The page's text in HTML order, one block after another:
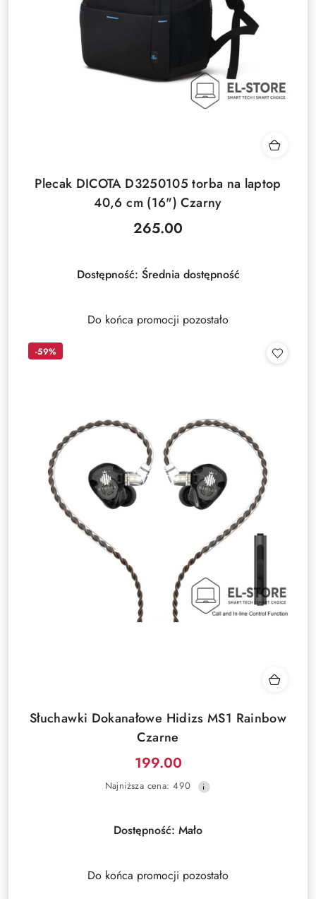
Plecak DICOTA D3250105 torba na laptop
40,6 cm (16") Czarny
Cena:
265.00
Dostępność: Średnia dostępność
Do końca promocji pozostało
Słuchawki Dokanałowe Hidizs MS1 Rainbow
Czarne
Cena
promocyjna:
199.00
Najniższa
30
dni
Najniższa cena: 490
-59%
Dostępność: Mało
Do końca promocji pozostało